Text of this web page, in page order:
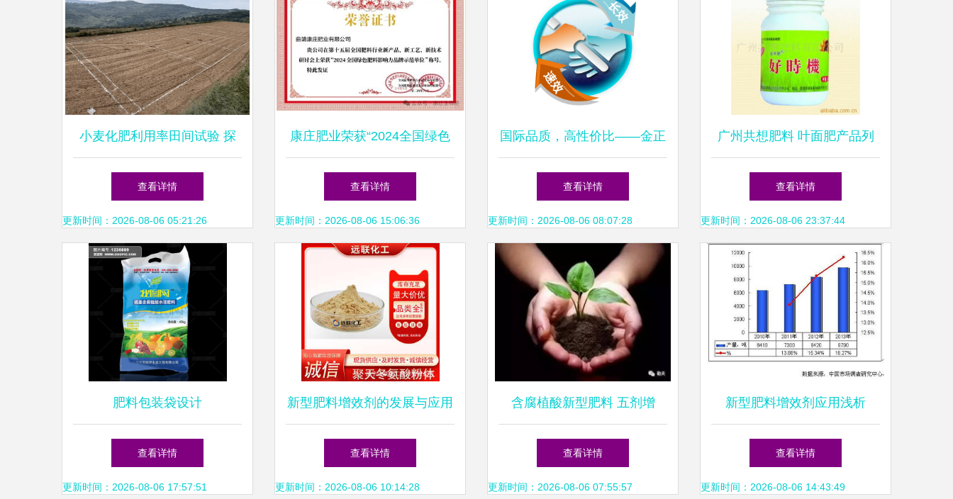
小麦化肥利用率田间试验 探
索新型肥料增效剂的创新应用
查看详情
更新时间：2026-08-06 05:21:26
康庄肥业荣获“2024全国绿色
肥料影响力品牌示范单位”殊
荣，以新型肥料增效剂引领行
查看详情
更新时间：2026-08-06 15:06:36
国际品质，高性价比——金正
大优蓝金典高端硝基肥震撼上
市！
查看详情
更新时间：2026-08-06 08:07:28
广州共想肥料 叶面肥产品列
表
查看详情
更新时间：2026-08-06 23:37:44
肥料包装袋设计
查看详情
更新时间：2026-08-06 17:57:51
新型肥料增效剂的发展与应用
前景
查看详情
更新时间：2026-08-06 10:14:28
含腐植酸新型肥料 五剂增
效，绿色农业新助力
查看详情
更新时间：2026-08-06 07:55:57
新型肥料增效剂应用浅析
查看详情
更新时间：2026-08-06 14:43:49